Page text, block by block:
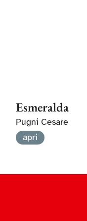
Esmeralda
Pugni Cesare
apri